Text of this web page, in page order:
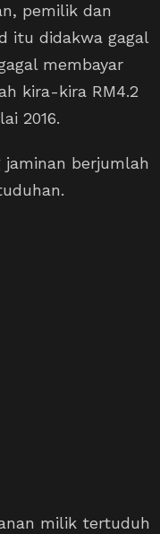
pemilik dan
itu didakwa gagal
membayar
kira-kira RM4.2
2016.
berjumlah
milik tertuduh